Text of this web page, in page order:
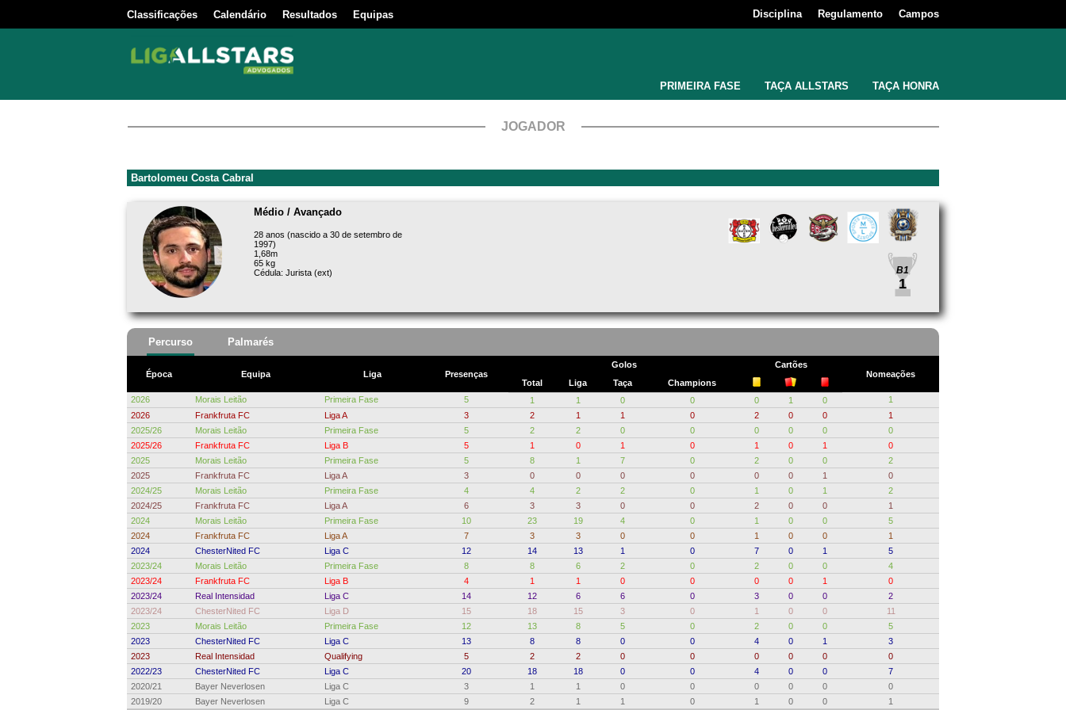
Classificações Calendário Resultados Equipas Disciplina Regulamento Campos
PRIMEIRA FASE TAÇA ALLSTARS TAÇA HONRA
JOGADOR
Bartolomeu Costa Cabral
Médio / Avançado
28 anos (nascido a 30 de setembro de
1997)
1,68m
65 kg
Cédula: Jurista (ext)
B1
1
Percurso Palmarés
Época Equipa Liga Presenças
Golos
Cartões
Nomeações
Total
Liga Taça
Champions
2026
Morais Leitão Primeira Fase 5 1 1 0 0 0 1 0
1
2026
Frankfruta FC Liga A 3 2 1 1 0 2 0 0
1
2025/26
Morais Leitão Primeira Fase 5 2 2 0 0 0 0 0
0
2025/26
Frankfruta FC Liga B 5 1 0 1 0 1 0 1
0
2025
Morais Leitão Primeira Fase 5 8 1 7 0 2 0 0
2
2025
Frankfruta FC Liga A 3 0 0 0 0 0 0 1
0
2024/25
Morais Leitão Primeira Fase 4 4 2 2 0 1 0 1
2
2024/25
Frankfruta FC Liga A 6 3 3 0 0 2 0 0
1
2024
Morais Leitão Primeira Fase 10 23 19 4 0 1 0 0
5
2024
Frankfruta FC Liga A 7 3 3 0 0 1 0 0
1
2024
ChesterNited FC Liga C 12 14 13 1 0 7 0 1
5
2023/24
Morais Leitão Primeira Fase 8 8 6 2 0 2 0 0
4
2023/24
Frankfruta FC Liga B 4 1 1 0 0 0 0 1
0
2023/24
Real Intensidad Liga C 14 12 6 6 0 3 0 0
2
2023/24
ChesterNited FC Liga D 15 18 15 3 0 1 0 0
11
2023
Morais Leitão Primeira Fase 12 13 8 5 0 2 0 0
5
2023
ChesterNited FC Liga C 13 8 8 0 0 4 0 1
3
2023
Real Intensidad Qualifying 5 2 2 0 0 0 0 0
0
2022/23
ChesterNited FC Liga C 20 18 18 0 0 4 0 0
7
2020/21
Bayer Neverlosen Liga C 3 1 1 0 0 0 0 0
0
2019/20
Bayer Neverlosen Liga C 9 2 1 1 0 1 0 0 1